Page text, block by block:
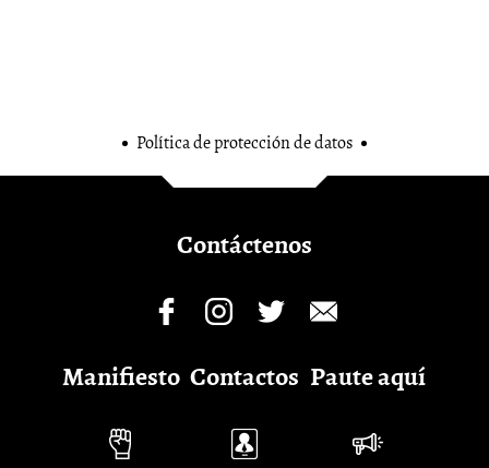
Política de protección de datos
Contáctenos
Manifiesto Contactos Paute aquí